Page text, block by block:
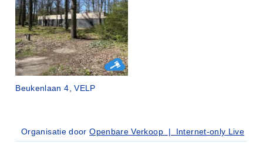
Beukenlaan 4, VELP
Organisatie doorOpenbare Verkoop | Internet-only Live